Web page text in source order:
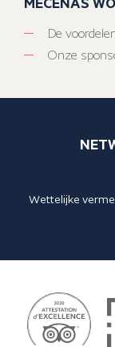
De
Onze
Wettelijke